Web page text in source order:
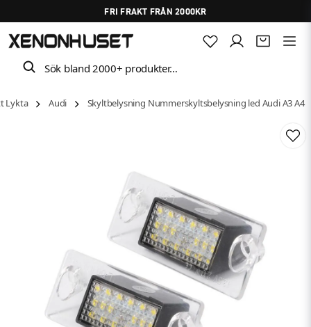
FRI FRAKT FRÅN 2000KR
Sök bland 2000+ produkter…
Lykta Audi Skyltbelysning Nummerskyltsbelysning led Audi A3 A4